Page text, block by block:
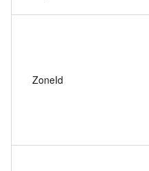
ZoneId